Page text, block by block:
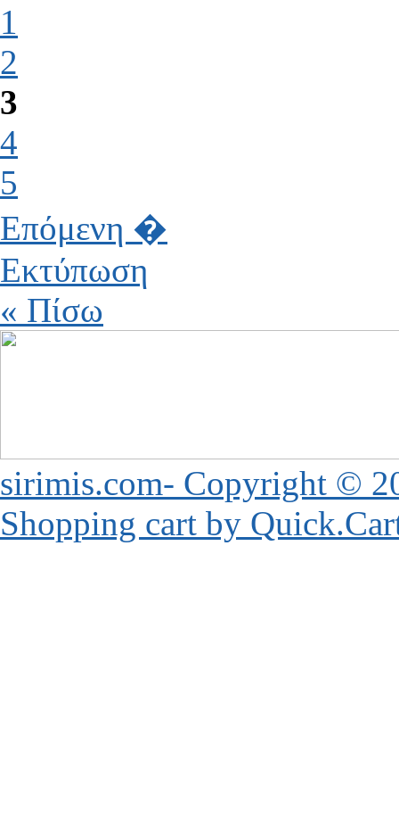
1
2
3
4
5
Επόμενη �
Εκτύπωση
« Πίσω
sirimis.com- Copyright ©
Shopping cart by